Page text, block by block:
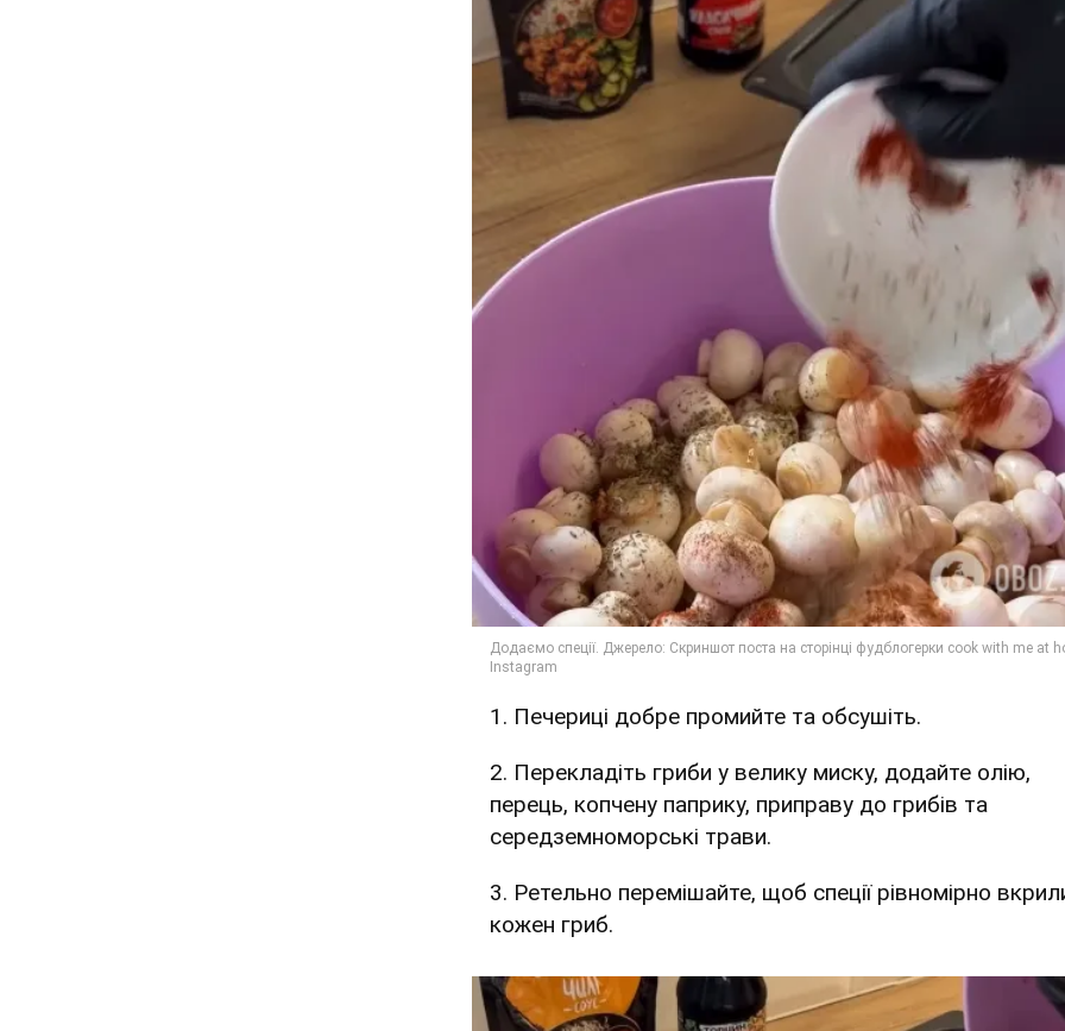
1. Печериці добре промийте та обсушіть.
2. Перекладіть гриби у велику миску, додайте олію,
перець, копчену паприку, приправу до грибів та
середземноморські трави.
3. Ретельно перемішайте, щоб спеції рівномірно
кожен гриб.